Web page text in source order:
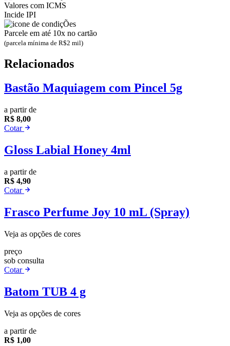
Valores com ICMS
Incide IPI
Parcele em até 10x no cartão
(parcela mínima de R$2 mil)
Relacionados
Bastão Maquiagem com Pincel 5g
a partir de
R$ 8,00
Cotar
Gloss Labial Honey 4ml
a partir de
R$ 4,90
Cotar
Frasco Perfume Joy 10 mL (Spray)
Veja as opções de cores
preço
sob consulta
Cotar
Batom TUB 4 g
Veja as opções de cores
a partir de
R$ 1,00